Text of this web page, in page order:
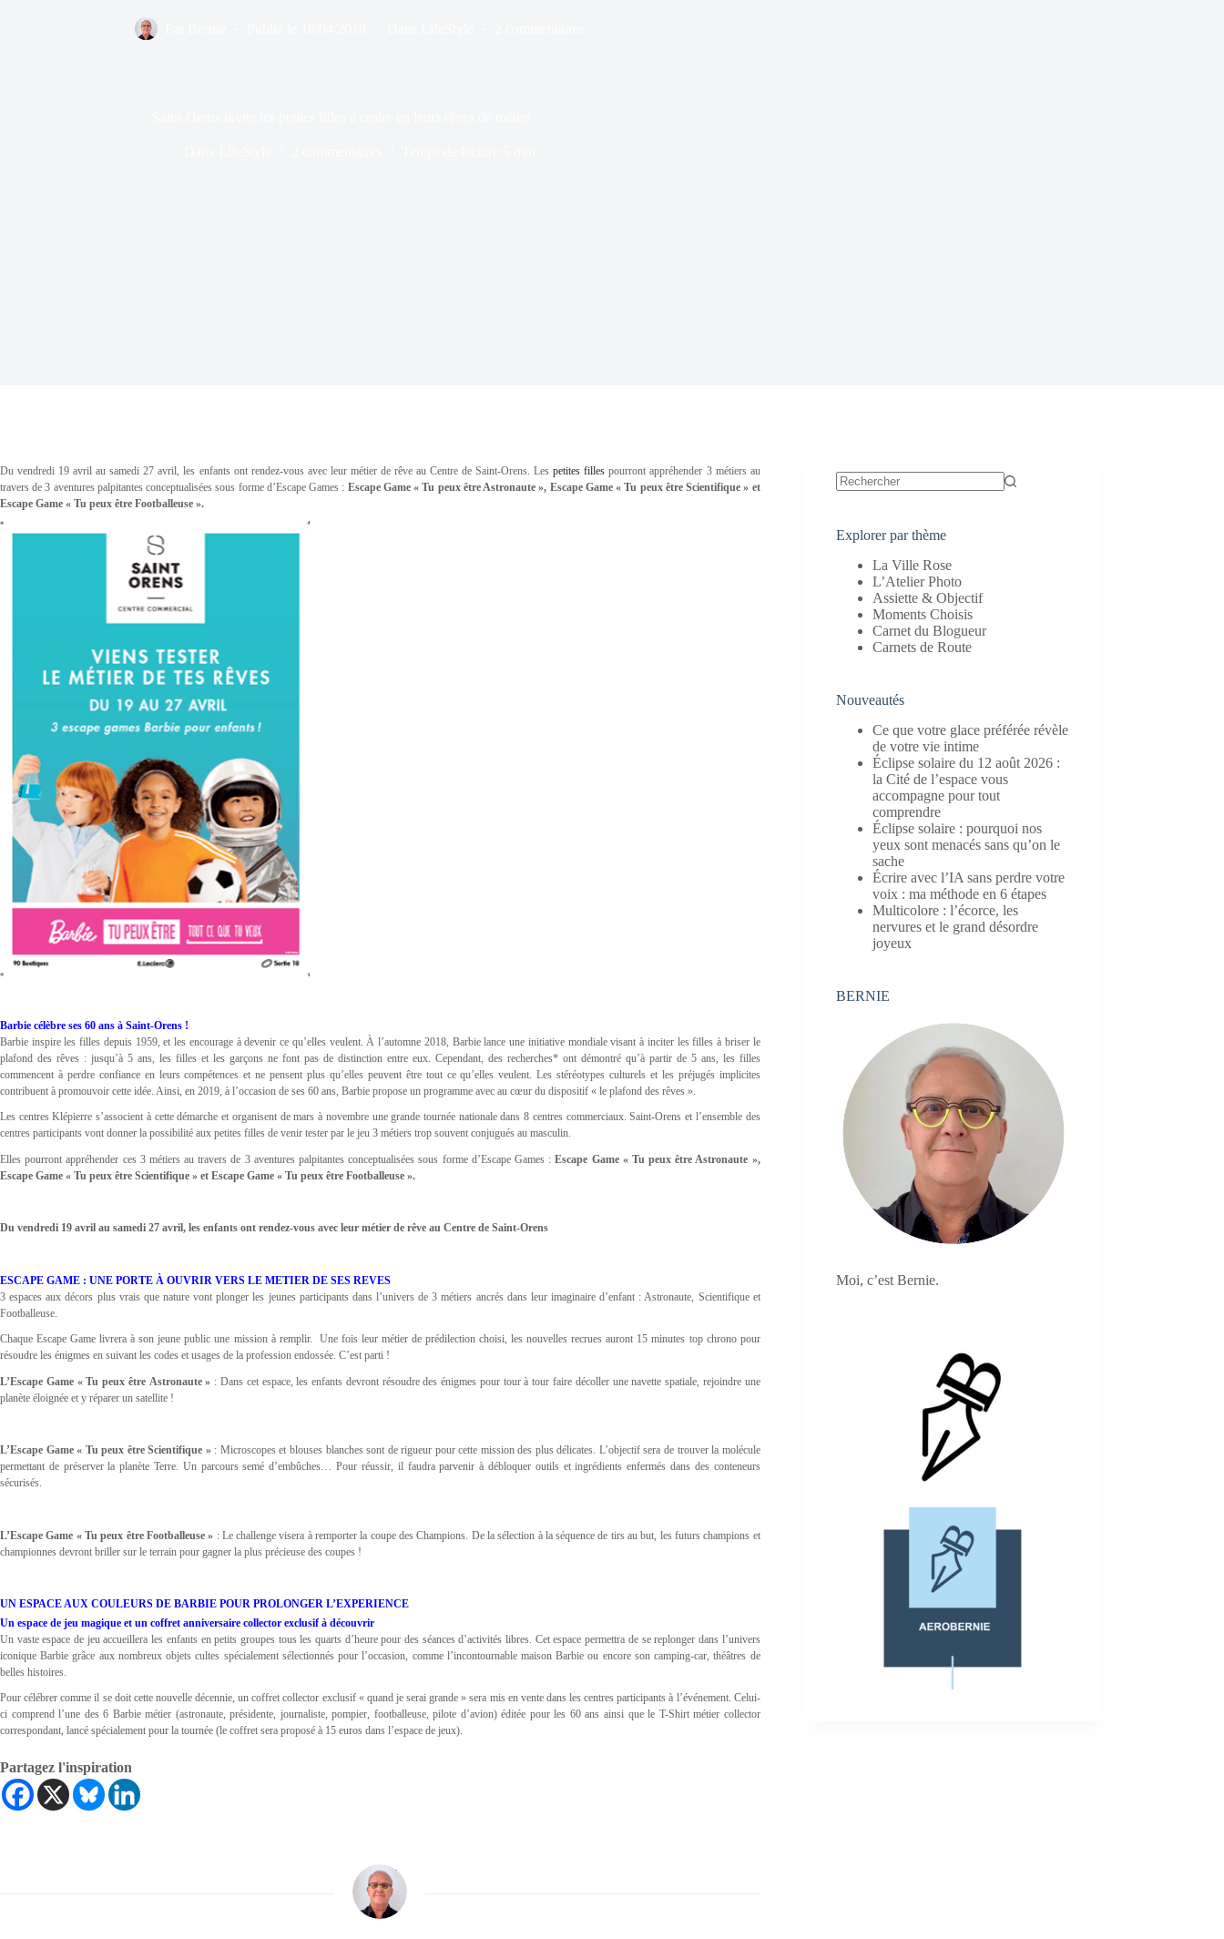
Du vendredi 19 avril au samedi 27 avril, les enfants ont rendez-vous avec leur métier de rêve au Centre de Saint-Orens. Lespetites filles pourront appréhender 3 métiers au
travers de 3 aventures palpitantes conceptualisées sous forme d’Escape Games : Escape Game « Tu peux être Astronaute », Escape Game « Tu peux être Scientifique » et
Escape Game « Tu peux être Footballeuse ».
Barbie célèbre ses 60 ans à Saint-Orens !
Barbie inspire les filles depuis 1959, et les encourage à devenir ce qu’elles veulent. À l’automne 2018, Barbie lance une initiative mondiale visant à inciter les filles à briser le
plafond des rêves : jusqu’à 5 ans, les filles et les garçons ne font pas de distinction entre eux. Cependant, des recherches* ont démontré qu’à partir de 5 ans, les filles
commencent à perdre confiance en leurs compétences et ne pensent plus qu’elles peuvent être tout ce qu’elles veulent. Les stéréotypes culturels et les préjugés implicites
contribuent à promouvoir cette idée. Ainsi, en 2019, à l’occasion de ses 60 ans, Barbie propose un programme avec au cœur du dispositif « le plafond des rêves ».
Les centres Klépierre s’associent à cette démarche et organisent de mars à novembre une grande tournée nationale dans 8 centres commerciaux. Saint-Orens et l’ensemble des
centres participants vont donner la possibilité aux petites filles de venir tester par le jeu 3 métiers trop souvent conjugués au masculin.
Elles pourront appréhender ces 3 métiers au travers de 3 aventures palpitantes conceptualisées sous forme d’Escape Games :Escape Game « Tu peux être Astronaute »,
Escape Game « Tu peux être Scientifique » et Escape Game « Tu peux être Footballeuse ».
Du vendredi 19 avril au samedi 27 avril, les enfants ont rendez-vous avec leur métier de rêve au Centre de Saint-Orens
ESCAPE GAME : UNE PORTE À OUVRIR VERS LE METIER DE SES REVES
3 espaces aux décors plus vrais que nature vont plonger les jeunes participants dans l’univers de 3 métiers ancrés dans leur imaginaire d’enfant : Astronaute, Scientifique et
Footballeuse.
Chaque Escape Game livrera à son jeune public une mission à remplir. Une fois leur métier de prédilection choisi, les nouvelles recrues auront 15 minutes top chrono pour
résoudre les énigmes en suivant les codes et usages de la profession endossée. C’est parti !
L’Escape Game « Tu peux être Astronaute » : Dans cet espace, les enfants devront résoudre des énigmes pour tour à tour faire décoller une navette spatiale, rejoindre une
planète éloignée et y réparer un satellite !
L’Escape Game « Tu peux être Scientifique »: Microscopes et blouses blanches sont de rigueur pour cette mission des plus délicates. L’objectif sera de trouver la molécule
permettant de préserver la planète Terre. Un parcours semé d’embûches… Pour réussir, il faudra parvenir à débloquer outils et ingrédients enfermés dans des conteneurs
sécurisés.
L’Escape Game « Tu peux être Footballeuse » : Le challenge visera à remporter la coupe des Champions. De la sélection à la séquence de tirs au but, les futurs champions et
championnes devront briller sur le terrain pour gagner la plus précieuse des coupes !
UN ESPACE AUX COULEURS DE BARBIE POUR PROLONGER L’EXPERIENCE
Un espace de jeu magique et un coffret anniversaire collector exclusif à découvrir
Un vaste espace de jeu accueillera les enfants en petits groupes tous les quarts d’heure pour des séances d’activités libres. Cet espace permettra de se replonger dans l’univers
iconique Barbie grâce aux nombreux objets cultes spécialement sélectionnés pour l’occasion, comme l’incontournable maison Barbie ou encore son camping-car, théâtres de
belles histoires.
Pour célébrer comme il se doit cette nouvelle décennie, un coffret collector exclusif « quand je serai grande » sera mis en vente dans les centres participants à l’événement. Celui-
ci comprend l’une des 6 Barbie métier (astronaute, présidente, journaliste, pompier, footballeuse, pilote d’avion) éditée pour les 60 ans ainsi que le T-Shirt métier collector
correspondant, lancé spécialement pour la tournée (le coffret sera proposé à 15 euros dans l’espace de jeux).
Partagez l'inspiration
Explorer par thème
La Ville Rose
L’Atelier Photo
Assiette & Objectif
Moments Choisis
Carnet du Blogueur
Carnets de Route
Nouveautés
Ce que votre glace préférée révèle
de votre vie intime
Éclipse solaire du 12 août 2026 :
la Cité de l’espace vous
accompagne pour tout
comprendre
Éclipse solaire : pourquoi nos
yeux sont menacés sans qu’on le
sache
Écrire avec l’IA sans perdre votre
voix : ma méthode en 6 étapes
Multicolore : l’écorce, les
nervures et le grand désordre
joyeux
BERNIE
Moi, c’est Bernie.